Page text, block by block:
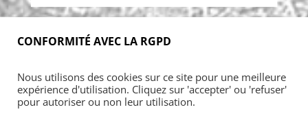
CONFORMITÉ AVEC LA RGPD
Nous utilisons des cookies sur ce site pour une meilleure
expérience d'utilisation. Cliquez sur 'accepter' ou 'refuser'
pour autoriser ou non leur utilisation.